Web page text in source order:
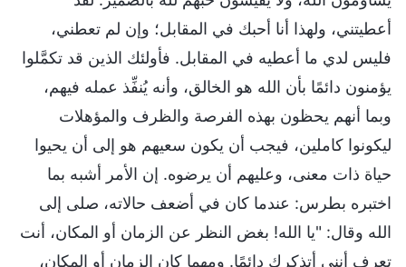
أعطيتني، ولهذا أنا أحبك في المقابل؛ وإن لم تعطني،
فليس لدي ما أعطيه في المقابل. فأولئك الذين قد تكمَّلوا
يؤمنون دائمًا بأن الله هو الخالق، وأنه يُنفِّذ عمله فيهم،
وبما أنهم يحظون بهذه الفرصة والظرف والمؤهلات
ليكونوا كاملين، فيجب أن يكون سعيهم هو إلى أن يحيوا
حياة ذات معنى، وعليهم أن يرضوه. إن الأمر أشبه بما
اختبره بطرس: عندما كان في أضعف حالاته، صلى إلى
الله وقال: "يا الله! بغض النظر عن الزمان أو المكان، أنت
تعرف أنني أتذكرك دائمًا. ومهما كان الزمان أو المكان،